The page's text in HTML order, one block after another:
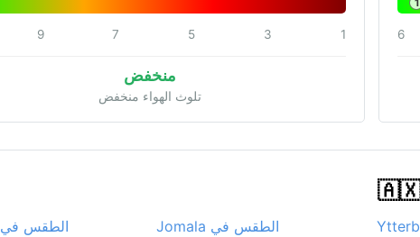
6
1
3
5
7
9
منخفض
تلوث الهواء منخفض
الطقس في Jomala
الطقس في Finström